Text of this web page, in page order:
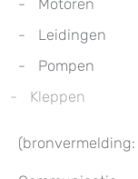
Motoren
Leidingen
Pompen
Kleppen
(bronvermelding: